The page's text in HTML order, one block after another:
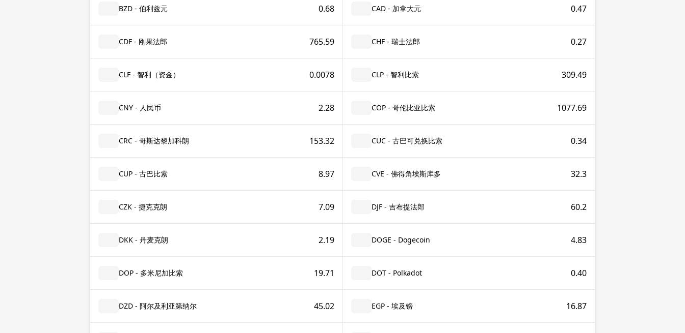
BZD - 伯利兹元 0.68 CAD - 加拿大元 0.47
CDF - 刚果法郎 765.59 CHF - 瑞士法郎 0.27
CLF - 智利（资金） 0.0078 CLP - 智利比索 309.49
CNY - 人民币 2.28 COP - 哥伦比亚比索 1077.69
CRC - 哥斯达黎加科朗 153.32 CUC - 古巴可兑换比索 0.34
CUP - 古巴比索 8.97 CVE - 佛得角埃斯库多 32.3
CZK - 捷克克朗 7.09 DJF - 吉布提法郎 60.2
DKK - 丹麦克朗 2.19 DOGE - Dogecoin 4.83
DOP - 多米尼加比索 19.71 DOT - Polkadot 0.40
DZD - 阿尔及利亚第纳尔 45.02 EGP - 埃及镑 16.87